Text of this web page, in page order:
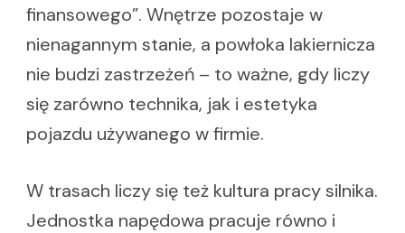
finansowego”. Wnętrze pozostaje w
nienagannym stanie, a powłoka lakiernicza
nie budzi zastrzeżeń – to ważne, gdy liczy
się zarówno technika, jak i estetyka
pojazdu używanego w firmie.
W trasach liczy się też kultura pracy silnika.
Jednostka napędowa pracuje równo i